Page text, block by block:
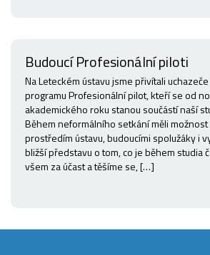
Budoucí Profesionální piloti
Na Leteckém ústavu jsme přivítali
programu Profesionální pilot, kteří se od
akademického roku stanou součástí naší
Během neformálního setkání měli
prostředím ústavu, budoucími spolužáky i
bližší představu o tom, co je během studia
všem za účast a těšíme se, […]